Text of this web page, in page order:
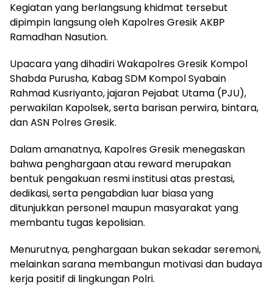
Kegiatan yang berlangsung khidmat tersebut
dipimpin langsung oleh Kapolres Gresik AKBP
Ramadhan Nasution.
Upacara yang dihadiri Wakapolres Gresik Kompol
Shabda Purusha, Kabag SDM Kompol Syabain
Rahmad Kusriyanto, jajaran Pejabat Utama (PJU),
perwakilan Kapolsek, serta barisan perwira, bintara,
dan ASN Polres Gresik.
Dalam amanatnya, Kapolres Gresik menegaskan
bahwa penghargaan atau reward merupakan
bentuk pengakuan resmi institusi atas prestasi,
dedikasi, serta pengabdian luar biasa yang
ditunjukkan personel maupun masyarakat yang
membantu tugas kepolisian.
Menurutnya, penghargaan bukan sekadar seremoni,
melainkan sarana membangun motivasi dan budaya
kerja positif di lingkungan Polri.